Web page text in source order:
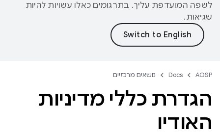
לשפה המועדפת עליך. בתרגומים כאלו עשויות להיות
שגיאות.
AOSP
Docs נושאים מרכזיים
הגדרת כללי מדיניות
האודיו